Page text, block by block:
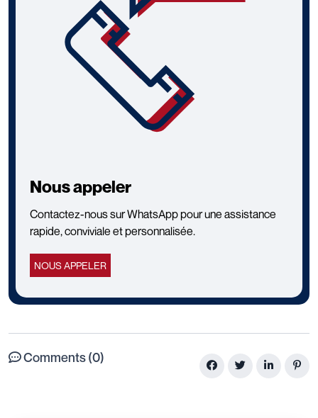
Nous appeler
Contactez-nous sur WhatsApp pour une assistance
rapide, conviviale et personnalisée.
NOUS APPELER
Comments (0)